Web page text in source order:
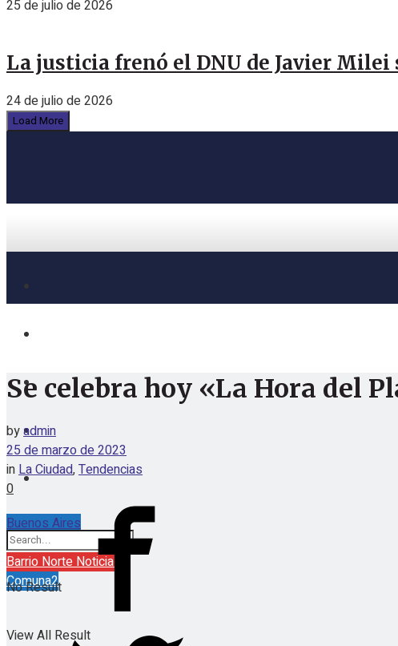
25 de julio de 2026
La justicia frenó el DNU de Javier Milei
24 de julio de 2026
Load More
Buenos Aires
jueves, agosto 6, 2026
Barrio Norte Noticias
Comuna2
No Result
View All Result
Se celebra hoy «La Hora del
byadmin
25 de marzo de 2023
inLa Ciudad,Tendencias
0